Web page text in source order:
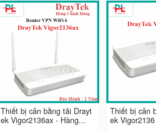
Thiết bị cân bằng tải Drayt
ek Vigor2136ax - Hàng...
Thiết bị cân
ek